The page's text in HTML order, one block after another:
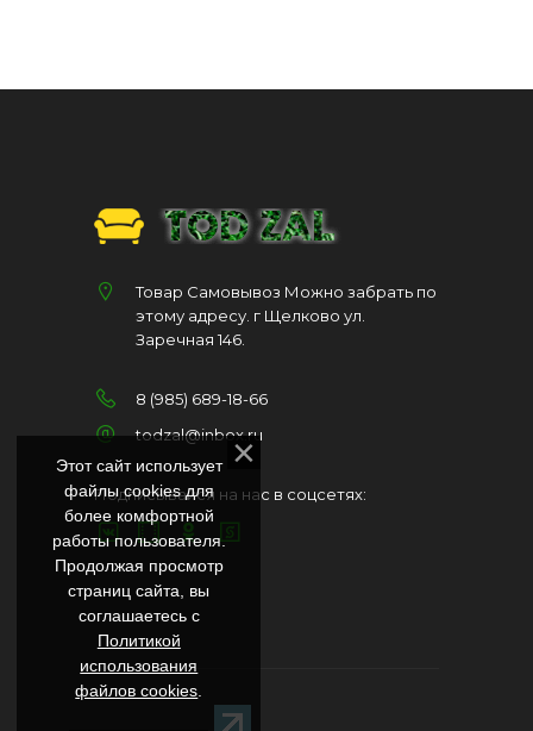
Товар Самовывоз Можно забрать по
этому адресу. г Щелково ул.
Заречная 146.
8 (985) 689-18-66
todzal@inbox.ru
Подписывайся на нас в соцсетях:
Этот сайт использует
файлы cookies для
более комфортной
работы пользователя.
Продолжая просмотр
страниц сайта, вы
соглашаетесь с
Политикой
использования
файлов cookies